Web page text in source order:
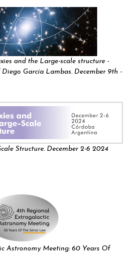
and the Large-scale structure -
García Lambas. December 9th -
Structure. December 2-6 2024
Astronomy Meeting: 60 Years Of